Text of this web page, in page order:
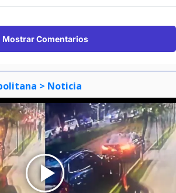
Mostrar Comentarios
> Noticia